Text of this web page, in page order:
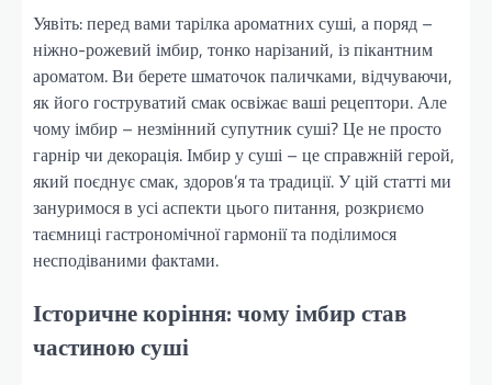
Уявіть: перед вами тарілка ароматних суші, а поряд –
ніжно-рожевий імбир, тонко нарізаний, із пікантним
ароматом. Ви берете шматочок паличками, відчуваючи,
як його гоструватий смак освіжає ваші рецептори. Але
чому імбир – незмінний супутник суші? Це не просто
гарнір чи декорація. Імбир у суші – це справжній герой,
який поєднує смак, здоров’я та традиції. У цій статті ми
зануримося в усі аспекти цього питання, розкриємо
таємниці гастрономічної гармонії та поділимося
несподіваними фактами.
Історичне коріння: чому імбир став
частиною суші